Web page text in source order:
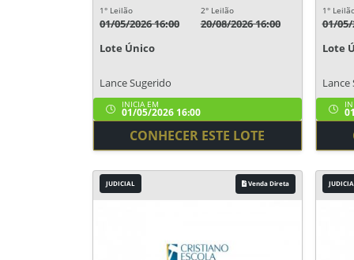
1° Leilão
01/05/2026 16:00
2° Leilão
20/08/2026 16:00
Lote Único
Lance Sugerido
INICIA EM
01/05/2026 16:00
CONHECER ESTE LOTE
1°
01/05/
Lote
Lance
JUDICIAL Venda Direta